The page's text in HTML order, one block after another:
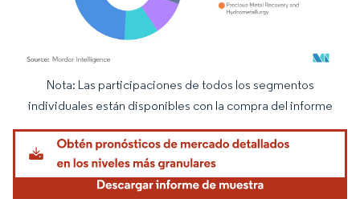
Imagen © Mordor Intelligence. El uso requiere atribución según CC BY 4.0.
Nota: Las participaciones de todos los segmentos
individuales están disponibles con la compra del informe